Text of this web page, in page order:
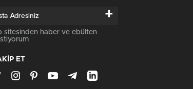
+
sitesinden haber ve ebülten
ET